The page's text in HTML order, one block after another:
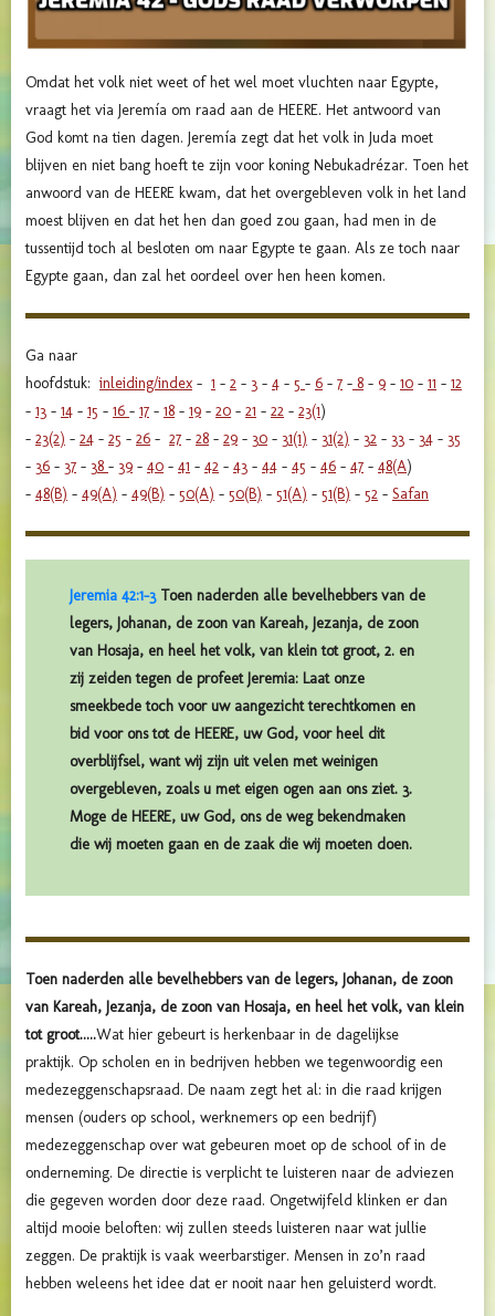
Omdat het volk niet weet of het wel moet vluchten naar Egypte,
vraagt het via Jeremía om raad aan de HEERE. Het antwoord van
God komt na tien dagen. Jeremía zegt dat het volk in Juda moet
blijven en niet bang hoeft te zijn voor koning Nebukadrézar. Toen het
anwoord van de HEERE kwam, dat het overgebleven volk in het land
moest blijven en dat het hen dan goed zou gaan, had men in de
tussentijd toch al besloten om naar Egypte te gaan. Als ze toch naar
Egypte gaan, dan zal het oordeel over hen heen komen.
Ga naar
hoofdstuk: inleiding/index - 1 - 2 - 3 - 4 - 5 - 6 - 7 - 8 - 9 - 10 - 11 - 12
- 13 - 14 - 15 - 16 - 17 - 18 - 19 - 20 - 21 - 22 - 23(1)
- 23(2) - 24 - 25 - 26 - 27 - 28 - 29 - 30 - 31(1) - 31(2) - 32 - 33 - 34 - 35
- 36 - 37 - 38 - 39 - 40 - 41 - 42 - 43 - 44 - 45 - 46 - 47 - 48(A)
- 48(B) - 49(A) - 49(B) - 50(A) - 50(B) - 51(A) - 51(B) - 52 - Safan
Jeremia 42:1-3Toen naderden alle bevelhebbers van de
legers, Johanan, de zoon van Kareah, Jezanja, de zoon
van Hosaja, en heel het volk, van klein tot groot, 2. en
zij zeiden tegen de profeet Jeremia: Laat onze
smeekbede toch voor uw aangezicht terechtkomen en
bid voor ons tot de HEERE, uw God, voor heel dit
overblijfsel, want wij zijn uit velen met weinigen
overgebleven, zoals u met eigen ogen aan ons ziet. 3.
Moge de HEERE, uw God, ons de weg bekendmaken
die wij moeten gaan en de zaak die wij moeten doen.
Toen naderden alle bevelhebbers van de legers, Johanan, de zoon
van Kareah, Jezanja, de zoon van Hosaja, en heel het volk, van klein
tot groot.....Wat hier gebeurt is herkenbaar in de dagelijkse
praktijk. Op scholen en in bedrijven hebben we tegenwoordig een
medezeggenschapsraad. De naam zegt het al: in die raad krijgen
mensen (ouders op school, werknemers op een bedrijf)
medezeggenschap over wat gebeuren moet op de school of in de
onderneming. De directie is verplicht te luisteren naar de adviezen
die gegeven worden door deze raad. Ongetwijfeld klinken er dan
altijd mooie beloften: wij zullen steeds luisteren naar wat jullie
zeggen. De praktijk is vaak weerbarstiger. Mensen in zo’n raad
hebben weleens het idee dat er nooit naar hen geluisterd wordt.